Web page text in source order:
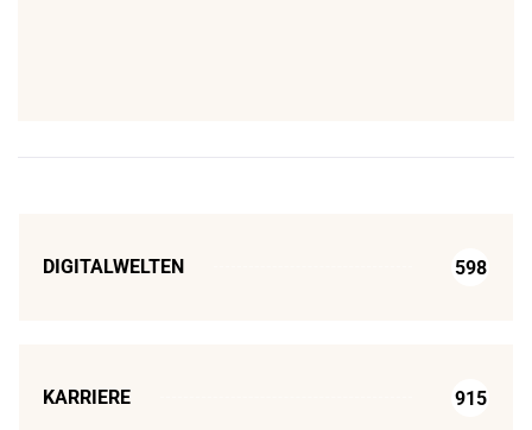
DIGITALWELTEN 598
KARRIERE 915